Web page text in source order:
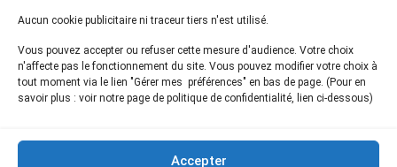
Aucun cookie publicitaire ni traceur tiers n'est utilisé.
Vous pouvez accepter ou refuser cette mesure d'audience. Votre choix
n'affecte pas le fonctionnement du site. Vous pouvez modifier votre choix à
tout moment via le lien "Gérer mes préférences" en bas de page. (Pour en
savoir plus : voir notre page de politique de confidentialité, lien ci-dessous)
Accepter
Plan du site
Inscrivez-vous à notrenewsletter